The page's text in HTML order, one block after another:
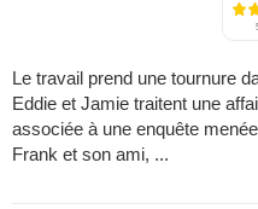
Le travail prend une tournure
Eddie et Jamie traitent une
associée à une enquête
Frank et son ami, ...